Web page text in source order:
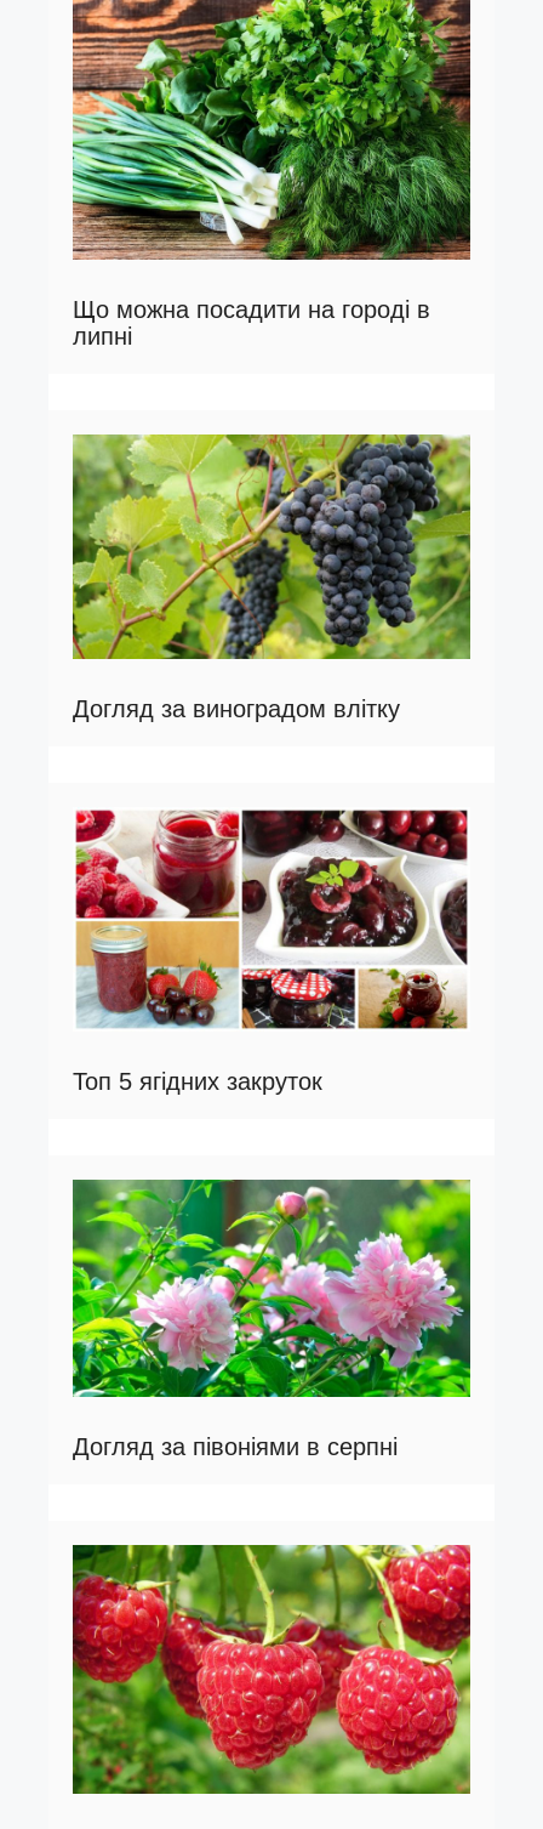
Що можна посадити на городі в
липні
Догляд за виноградом влітку
Топ 5 ягідних закруток
Догляд за півоніями в серпні